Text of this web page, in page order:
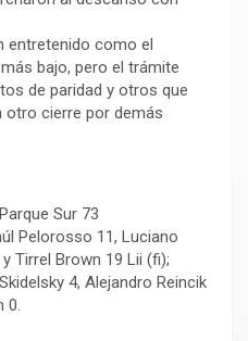
entretenido como el
bajo, pero el trámite
de paridad y otros que
otro cierre por demás
Sur 73
Pelorosso 11, Luciano
Tirrel Brown 19 Lii (fi);
4, Alejandro Reincik
0.